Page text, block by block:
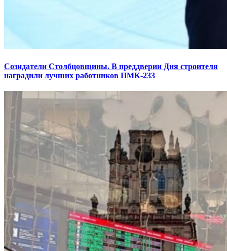
Созидатели Столбцовщины. В преддверии Дня строителя
наградили лучших работников ПМК-233